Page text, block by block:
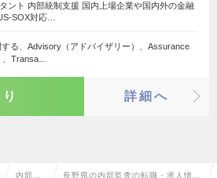
ント 内部統制支援 国内上場企業や国内外の金融
SOX対応…
る、Advisory（アドバイザリー）、Assurance
、Transa…
詳細へ
内部監 長野県の内部監査の転職・求人情報